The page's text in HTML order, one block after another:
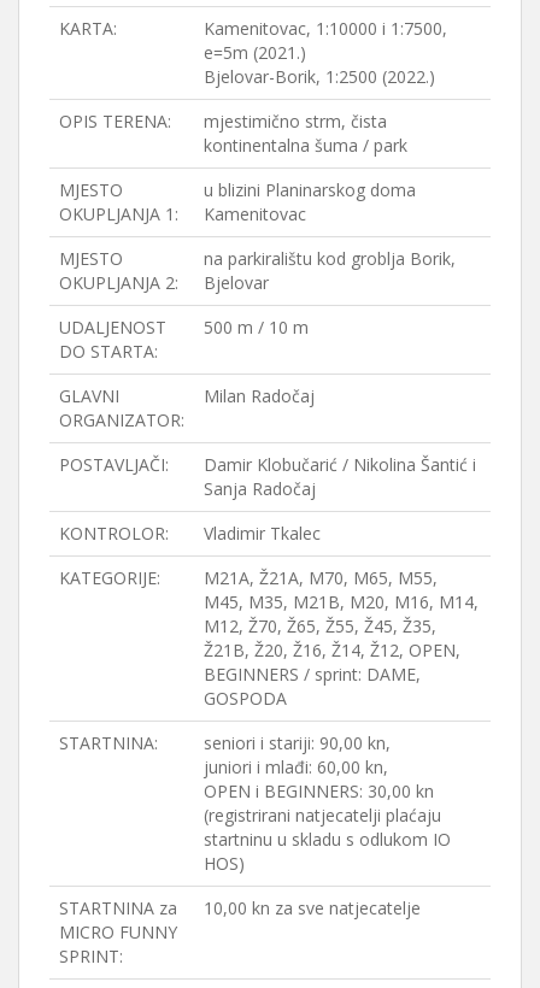
KARTA:
Kamenitovac, 1:10000 i 1:7500,
e=5m (2021.)
Bjelovar-Borik, 1:2500 (2022.)
OPIS TERENA:
mjestimično strm, čista
kontinentalna šuma / park
MJESTO
OKUPLJANJA 1:
u blizini Planinarskog doma
Kamenitovac
MJESTO
OKUPLJANJA 2:
na parkiralištu kod groblja Borik,
Bjelovar
UDALJENOST
DO STARTA:
500 m / 10 m
GLAVNI
ORGANIZATOR:
Milan Radočaj
POSTAVLJAČI:
Damir Klobučarić / Nikolina Šantić i
Sanja Radočaj
KONTROLOR:
Vladimir Tkalec
KATEGORIJE:
M21A, Ž21A, M70, M65, M55,
M45, M35, M21B, M20, M16, M14,
M12, Ž70, Ž65, Ž55, Ž45, Ž35,
Ž21B, Ž20, Ž16, Ž14, Ž12, OPEN,
BEGINNERS / sprint: DAME,
GOSPODA
STARTNINA:
seniori i stariji: 90,00 kn,
juniori i mlađi: 60,00 kn,
OPEN i BEGINNERS: 30,00 kn
(registrirani natjecatelji plaćaju
startninu u skladu s odlukom IO
HOS)
STARTNINA za
MICRO FUNNY
SPRINT:
10,00 kn za sve natjecatelje